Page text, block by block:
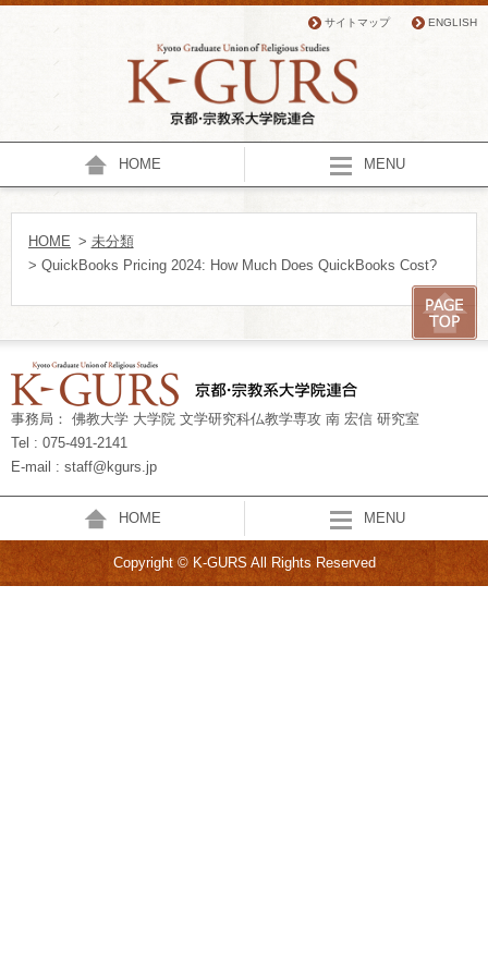
サイトマップ ENGLISH
HOME MENU
HOME > 未分類
> QuickBooks Pricing 2024: How Much Does QuickBooks Cost?
事務局： 佛教大学 大学院 文学研究科仏教学専攻 南 宏信 研究室
Tel : 075-491-2141
E-mail : staff@kgurs.jp
HOME MENU
Copyright © K-GURS All Rights Reserved